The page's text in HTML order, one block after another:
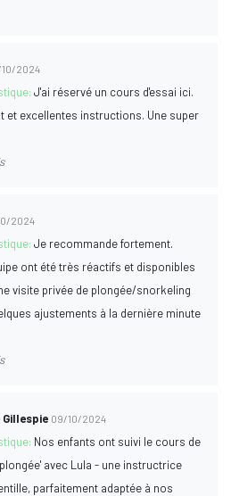
10/2024
J'ai réservé un cours d'essai ici.
et excellentes instructions. Une super
2024
Je recommande fortement.
ont été très réactifs et disponibles
visite privée de plongée/snorkeling
ajustements à la dernière minute
Gillespie 09/10/2024
Nos enfants ont suivi le cours de
avec Lula - une instructrice
parfaitement adaptée à nos